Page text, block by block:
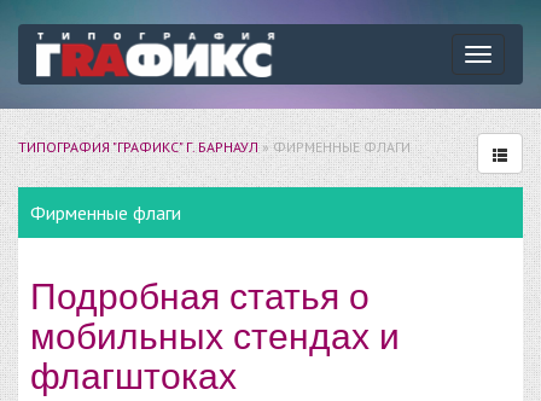
ТИПОГРАФИЯ "ГРАФИКС" Г. БАРНАУЛ» ФИРМЕННЫЕ ФЛАГИ
Фирменные флаги
Подробная статья о
мобильных стендах и
флагштоках